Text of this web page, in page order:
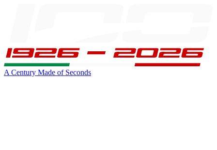
A Century Made of Seconds